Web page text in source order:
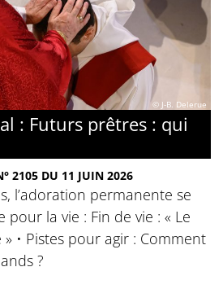
© J-B. Delerue
: Futurs prêtres : qui
2105 DU 11 JUIN 2026
l’adoration permanente se
pour la vie : Fin de vie : « Le
• Pistes pour agir : Comment
?